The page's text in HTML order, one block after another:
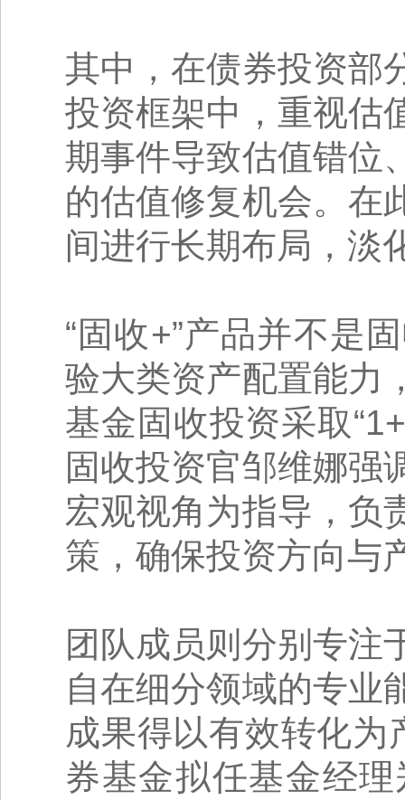
其中，在债券投资部
投资框架中，重视估
期事件导致估值错位
的估值修复机会。在
间进行长期布局，淡
“固收+”产品并不是
验大类资产配置能力
基金固收投资采取
固收投资官邹维娜强
宏观视角为指导，负
策，确保投资方向与
团队成员则分别专注
自在细分领域的专业
成果得以有效转化
券基金拟任基金经